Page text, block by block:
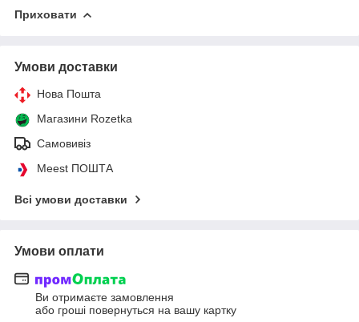
Приховати
Умови доставки
Нова Пошта
Магазини Rozetka
Самовивіз
Meest ПОШТА
Всі умови доставки
Умови оплати
Ви отримаєте замовлення
або гроші повернуться на вашу картку